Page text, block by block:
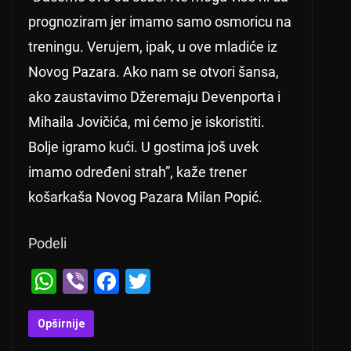
prognoziram jer imamo samo osmoricu na
treningu. Verujem, ipak, u ove mladiće iz
Novog Pazara. Ako nam se otvori šansa,
ako zaustavimo Džeremaju Devenporta i
Mihaila Jovičića, mi ćemo je iskoristiti.
Bolje igramo kući. U gostima još uvek
imamo određeni strah”, kaže trener
košarkaša Novog Pazara Milan Popić.
Podeli
W
h
at
Vi
b
er
F
Opširnije